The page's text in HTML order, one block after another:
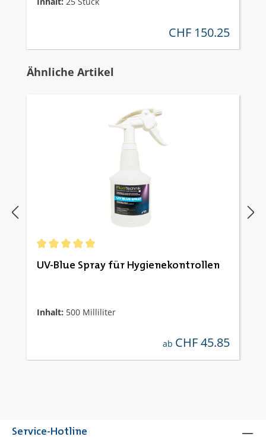
regulärer preis:
CHF 150.25
Produktgalerie überspringen
Ähnliche Artikel
UV-Blue Spray für Hygienekontrollen
Inhalt: 500 Milliliter
regulärer preis:
ab CHF 45.85
Service-Hotline